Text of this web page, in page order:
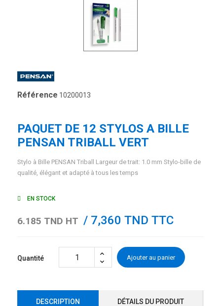
Référence 10200013
PAQUET DE 12 STYLOS A BILLE
PENSAN TRIBALL VERT
Stylo à Bille PENSAN Triball Largeur de trait: 1.0 mm Stylo-bille de
qualité, élégant et adapté à tous les temps
EN STOCK
6.185 TND HT / 7,360 TND TTC
Quantité Ajouter au panier
DESCRIPTION DÉTAILS DU PRODUIT